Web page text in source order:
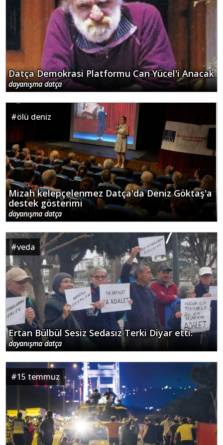
Datça Demokrasi Platformu Can Yücel'i Anacak
dayanışma datça
#ölü deniz
Mizah kelepçelenmez Datça'da Deniz Göktaş'a
destek gösterimi
dayanışma datça
#veda
Ertan Bülbül Sesiz Sedasız Terki Diyar etti.
dayanışma datça
#15 temmuz